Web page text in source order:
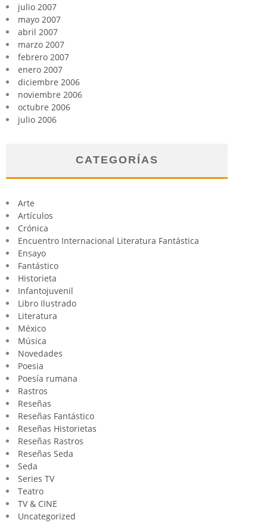
julio 2007
mayo 2007
abril 2007
marzo 2007
febrero 2007
enero 2007
diciembre 2006
noviembre 2006
octubre 2006
julio 2006
CATEGORÍAS
Arte
Artículos
Crónica
Encuentro Internacional Literatura Fantástica
Ensayo
Fantástico
Historieta
Infantojuvenil
Libro Ilustrado
Literatura
México
Música
Novedades
Poesia
Poesía rumana
Rastros
Reseñas
Reseñas Fantástico
Reseñas Historietas
Reseñas Rastros
Reseñas Seda
Seda
Series TV
Teatro
TV & CINE
Uncategorized